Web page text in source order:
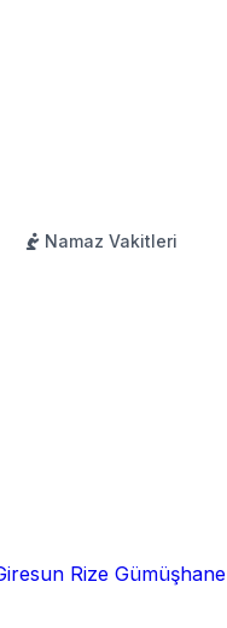
Namaz Vakitleri
Rize Gümüşhane